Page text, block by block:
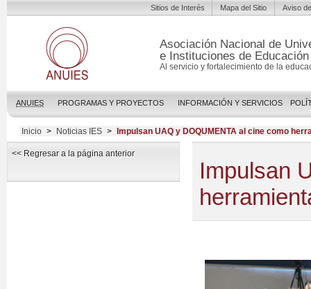
Asociación Nacional de
e Instituciones de
Al servicio y fortalecimiento de la
ANUIES PROGRAMAS Y PROYECTOS INFORMACIÓN Y SERVICIOS
Sitios de Interés Mapa del Sitio Aviso
Inicio > Noticias IES > Impulsan UAQ y DOQUMENTA al cine como
<< Regresar a la página anterior
Impulsan